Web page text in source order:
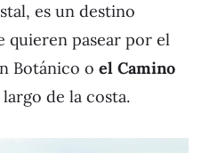
es un destino
quieren pasear por el
Botánico o el Camino
de la costa.